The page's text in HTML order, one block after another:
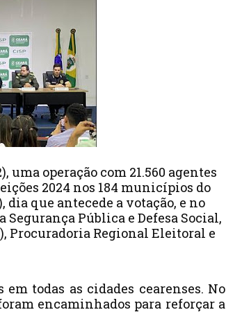
uma operação com 21.560 agentes
2024 nos 184 municípios do
dia que antecede a votação, e no
Segurança Pública e Defesa Social,
Procuradoria Regional Eleitoral e
todas as cidades cearenses. No
encaminhados para reforçar a